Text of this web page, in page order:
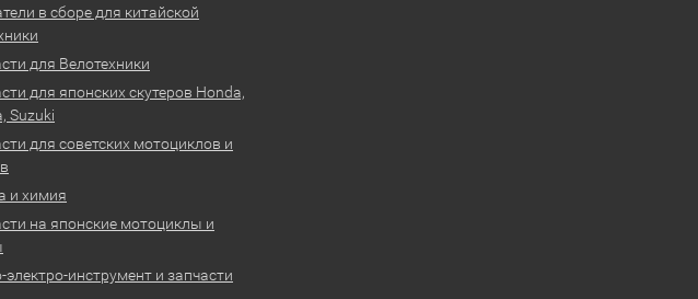
в сборе для китайской
для Велотехники
для японских скутеров Honda,
Suzuki
для советских мотоциклов и
и химия
на японские мотоциклы и
электро-инструмент и запчасти